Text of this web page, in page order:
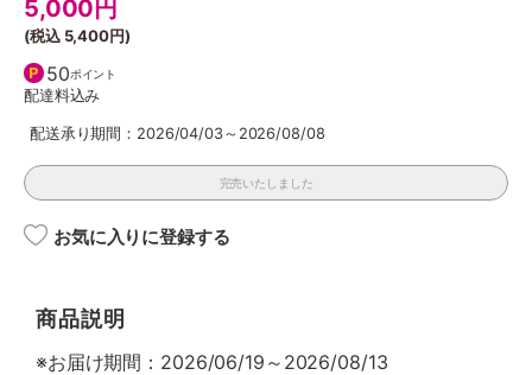
5,000 円
(税込 5,400円)
50ポイント
配達料込み
配送承り期間：2026/04/03～2026/08/08
完売いたしました
お気に入りに登録する
商品説明
※お届け期間：2026/06/19～2026/08/13